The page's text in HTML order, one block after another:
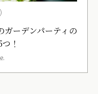
ガーデンパーティの
！